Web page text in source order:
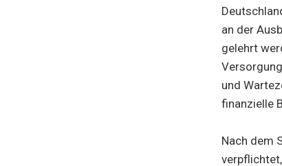
an der
gelehrt
und
finanzielle
Nach dem